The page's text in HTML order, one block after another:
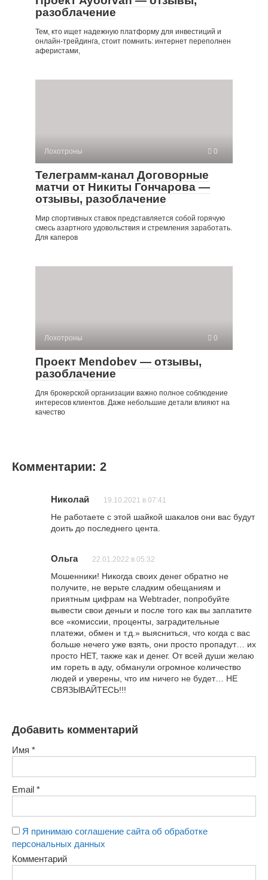
разоблачение
Тем, кто ищет надежную платформу для инвестиций и
онлайн-трейдинга, стоит помнить: интернет переполнен
аферистами,
Лохотроны 0
Телеграмм-канал Договорные
матчи от Никиты Гончарова —
отзывы, разоблачение
Мир спортивных ставок представляется собой горячую
смесь азартного удовольствия и стремления заработать.
Для каперов
Лохотроны 0
Проект Mendobev — отзывы,
разоблачение
Для брокерской организации важно полное соблюдение
интересов клиентов. Даже небольшие детали влияют на
качество
Комментарии: 2
Николай 19.10.2021 в 07:41
Не работаете с этой шайкой шакалов они вас будут
доить до последнего цента.
Ольга 22.01.2022 в 05:32
Мошенники! Никогда своих денег обратно не
получите, не верьте сладким обещаниям и
приятным цифрам на Webtrader, попробуйте
вывести свои деньги и после того как вы заплатите
все «комиссии, проценты, заградительные
платежи, обмен и т.д.» выясниться, что когда с вас
больше нечего уже взять, они просто пропадут… их
просто НЕТ, также как и денег. От всей души желаю
им гореть в аду, обманули огромное количество
людей и уверены, что им ничего не будет… НЕ
СВЯЗЫВАЙТЕСЬ!!!
Добавить комментарий
Имя *
Email *
Я принимаю соглашение сайта об обработке
персональных данных
Комментарий